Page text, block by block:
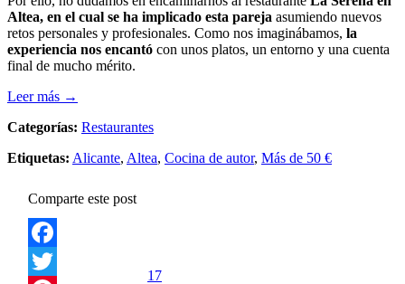
Altea, en el cual se ha implicado esta pareja asumiendo nuevos
retos personales y profesionales. Como nos imaginábamos, la
experiencia nos encantó con unos platos, un entorno y una cuenta
final de mucho mérito.
Leer más →
Categorías: Restaurantes
Etiquetas: Alicante, Altea, Cocina de autor, Más de 50 €
Comparte este post
Facebook
17